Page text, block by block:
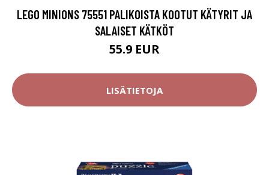
LEGO MINIONS 75551 PALIKOISTA KOOTUT KÄTYRIT JA
SALAISET KÄTKÖT
55.9 EUR
LISÄTIETOJA